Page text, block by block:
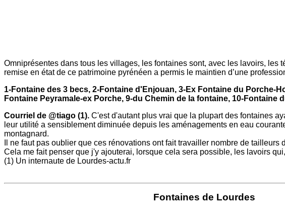
Omniprésentes dans tous les villages, les fontaines sont, avec les lavoirs,
remise en état de ce patrimoine pyrénéen a permis le maintien d’une
1-Fontaine des 3 becs, 2-Fontaine d'Enjouan, 3-Ex Fontaine du Porche-
Fontaine Peyramale-ex Porche, 9-du Chemin de la fontaine, 10-
Courriel de @tiago (1). C'est d'autant plus vrai que la plupart des fontaines
leur utilité a sensiblement diminuée depuis les aménagements en eau
montagnard.
Il ne faut pas oublier que ces rénovations ont fait travailler nombre de tailleurs
Cela me fait penser que j'y ajouterai, lorsque cela sera possible, les lavoirs
(1) Un internaute de Lourdes-actu.fr
Fontaines de Lourdes